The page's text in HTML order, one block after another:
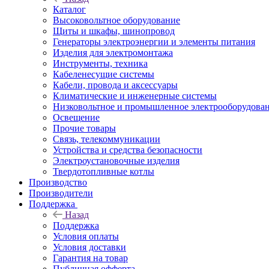
Каталог
Высоковольтное оборудование
Щиты и шкафы, шинопровод
Генераторы электроэнергии и элементы питания
Изделия для электромонтажа
Инструменты, техника
Кабеленесущие системы
Кабели, провода и аксессуары
Климатические и инженерные системы
Низковольтное и промышленное
Освещение
Прочие товары
Связь, телекоммуникации
Устройства и средства безопасности
Электроустановочные изделия
Твердотопливные котлы
Производство
Производители
Поддержка
Назад
Поддержка
Условия оплаты
Условия доставки
Гарантия на товар